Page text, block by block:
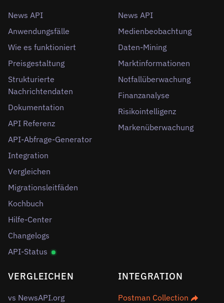
News API
Anwendungsfälle
Wie es funktioniert
Preisgestaltung
Strukturierte
Nachrichtendaten
Dokumentation
API Referenz
API-Abfrage-Generator
Integration
Vergleichen
Migrationsleitfäden
Kochbuch
Hilfe-Center
Changelogs
API-Status
News API
Medienbeobachtung
Daten-Mining
Marktinformationen
Notfallüberwachung
Finanzanalyse
Risikointelligenz
Markenüberwachung
VERGLEICHEN
vs NewsAPI.org
INTEGRATION
Postman Collection